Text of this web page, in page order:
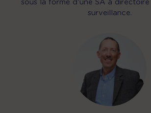
sous la forme d’une SA à
surveillance.